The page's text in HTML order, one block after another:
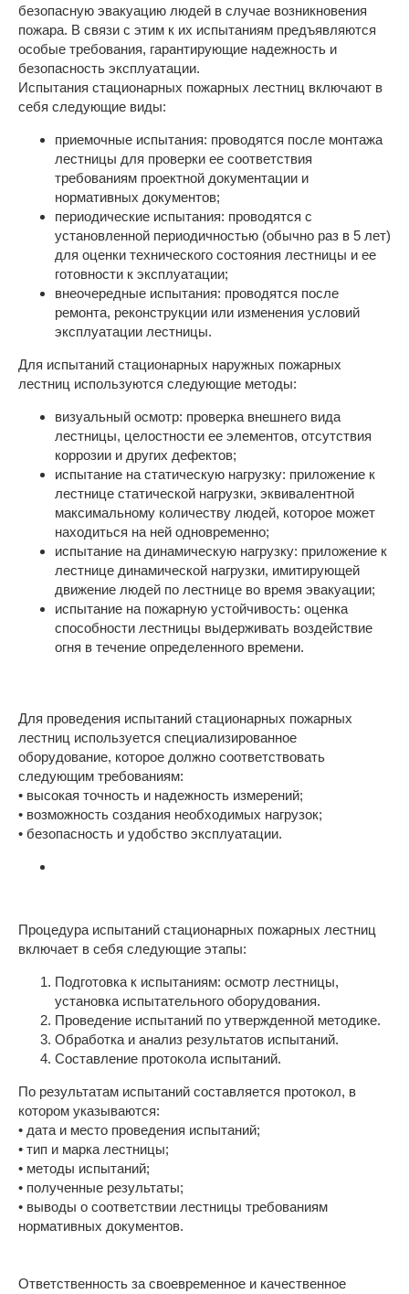
безопасную эвакуацию людей в случае возникновения
пожара. В связи с этим к их испытаниям предъявляются
особые требования, гарантирующие надежность и
безопасность эксплуатации.
Испытания стационарных пожарных лестниц включают в
себя следующие виды:
приемочные испытания: проводятся после монтажа
лестницы для проверки ее соответствия
требованиям проектной документации и
нормативных документов;
периодические испытания: проводятся с
установленной периодичностью (обычно раз в 5 лет)
для оценки технического состояния лестницы и ее
готовности к эксплуатации;
внеочередные испытания: проводятся после
ремонта, реконструкции или изменения условий
эксплуатации лестницы.
Для испытаний стационарных наружных пожарных
лестниц используются следующие методы:
визуальный осмотр: проверка внешнего вида
лестницы, целостности ее элементов, отсутствия
коррозии и других дефектов;
испытание на статическую нагрузку: приложение к
лестнице статической нагрузки, эквивалентной
максимальному количеству людей, которое может
находиться на ней одновременно;
испытание на динамическую нагрузку: приложение к
лестнице динамической нагрузки, имитирующей
движение людей по лестнице во время эвакуации;
испытание на пожарную устойчивость: оценка
способности лестницы выдерживать воздействие
огня в течение определенного времени.
Для проведения испытаний стационарных пожарных
лестниц используется специализированное
оборудование, которое должно соответствовать
следующим требованиям:
• высокая точность и надежность измерений;
• возможность создания необходимых нагрузок;
• безопасность и удобство эксплуатации.
Процедура испытаний стационарных пожарных лестниц
включает в себя следующие этапы:
Подготовка к испытаниям: осмотр лестницы,
установка испытательного оборудования.
Проведение испытаний по утвержденной методике.
Обработка и анализ результатов испытаний.
Составление протокола испытаний.
По результатам испытаний составляется протокол, в
котором указываются:
• дата и место проведения испытаний;
• тип и марка лестницы;
• методы испытаний;
• полученные результаты;
• выводы о соответствии лестницы требованиям
нормативных документов.
Ответственность за своевременное и качественное